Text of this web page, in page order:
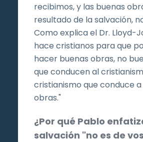
recibimos, y las buenas
resultado de la salvación,
Como explica el Dr. Lloyd-
hace cristianos para que
hacer buenas obras, no
que conducen al
cristianismo que conduce
obras."
¿Por qué Pablo
salvación "no es de